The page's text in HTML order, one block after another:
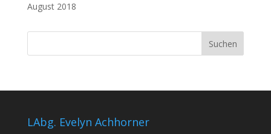
August 2018
LAbg. Evelyn Achhorner